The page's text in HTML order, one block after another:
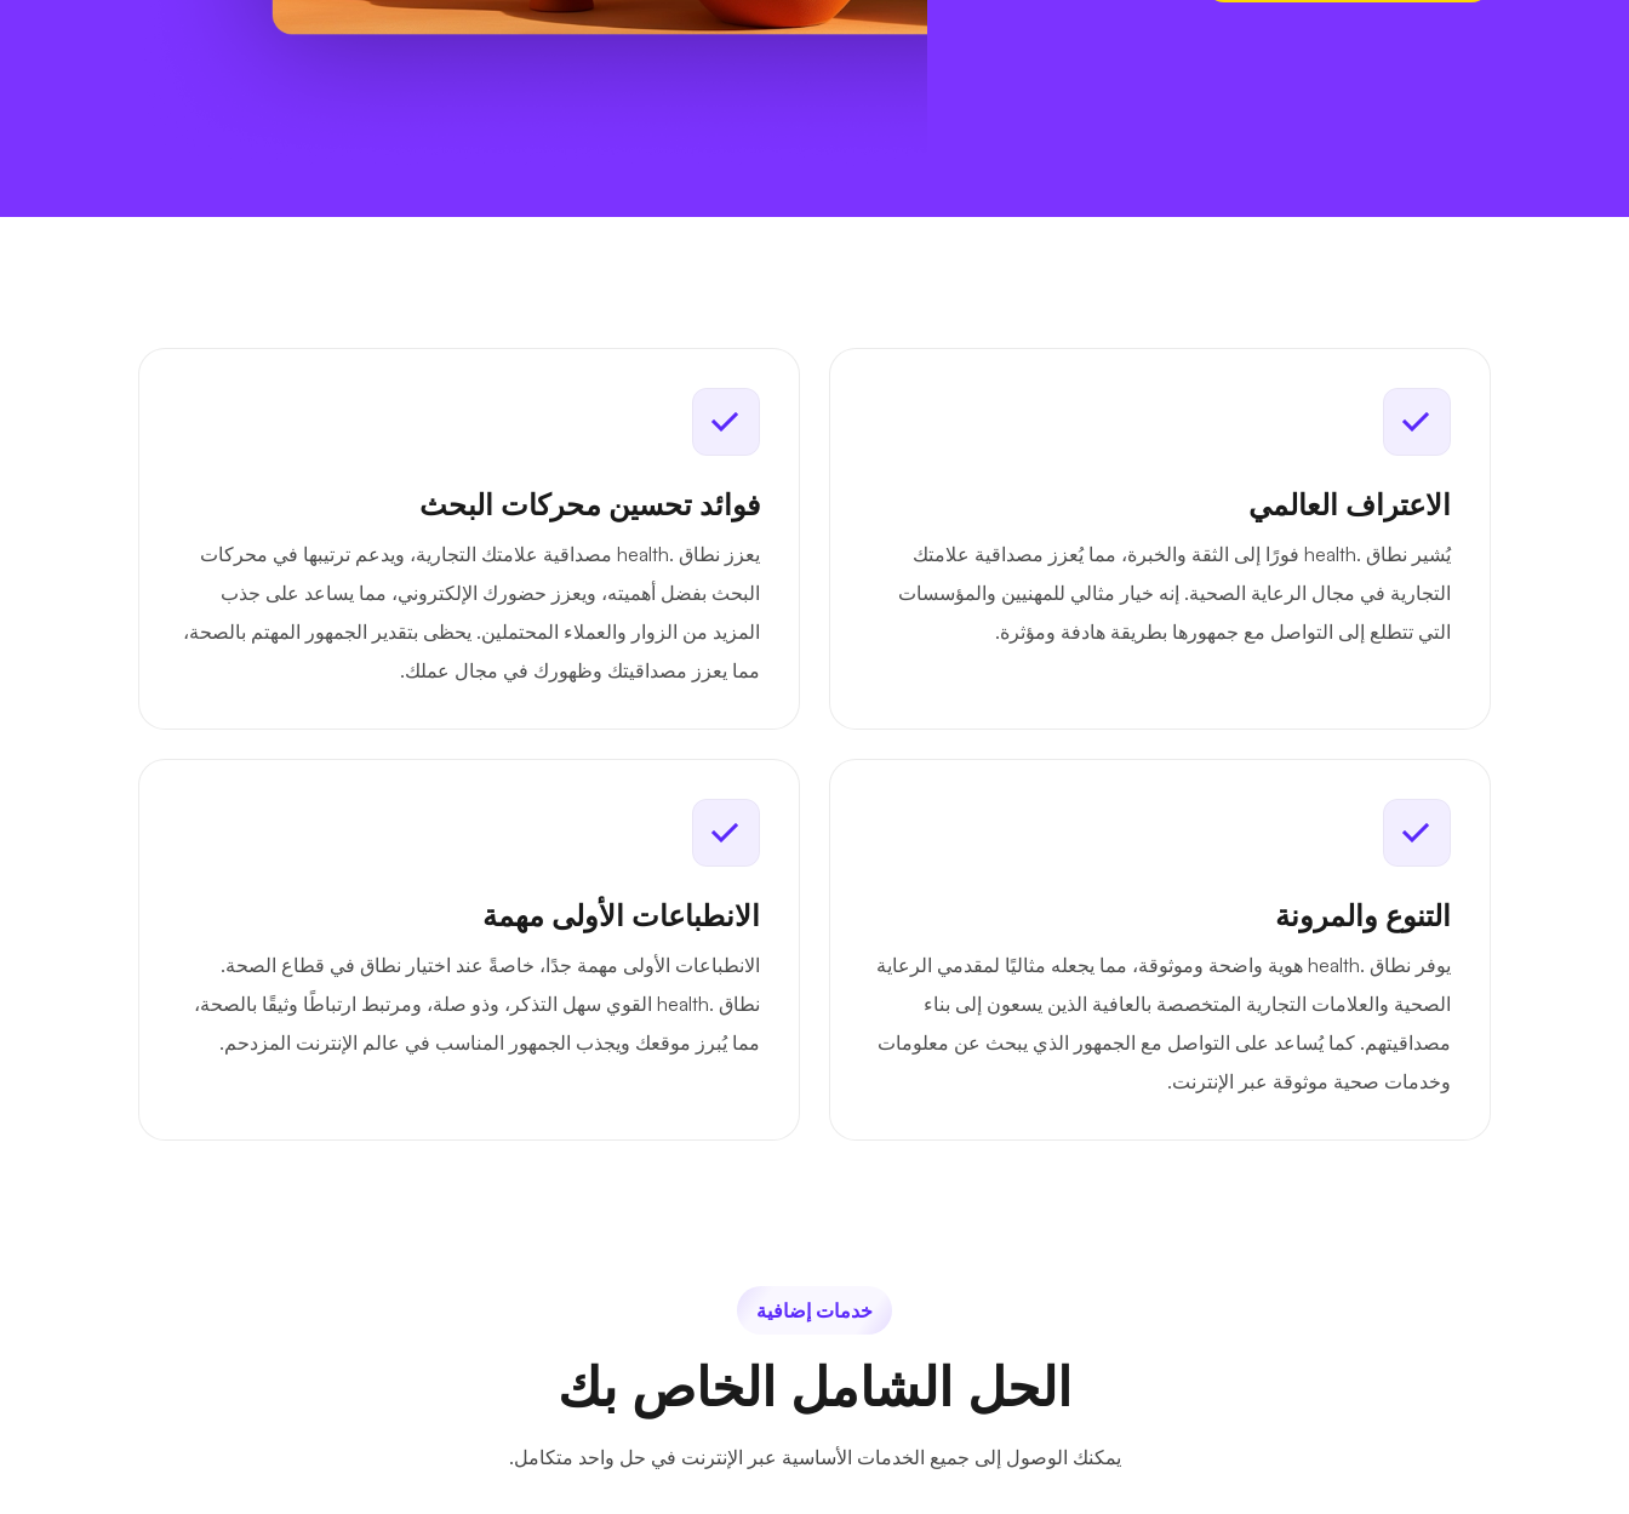
الاعتراف العالمي
يُشير نطاق .health فورًا إلى الثقة والخبرة، مما يُعزز مصداقية علامتك
التجارية في مجال الرعاية الصحية. إنه خيار مثالي للمهنيين والمؤسسات
التي تتطلع إلى التواصل مع جمهورها بطريقة هادفة ومؤثرة.
فوائد تحسين محركات البحث
يعزز نطاق .health مصداقية علامتك التجارية، ويدعم ترتيبها في محركات
البحث بفضل أهميته، ويعزز حضورك الإلكتروني، مما يساعد على جذب
المزيد من الزوار والعملاء المحتملين. يحظى بتقدير الجمهور المهتم بالصحة،
مما يعزز مصداقيتك وظهورك في مجال عملك.
التنوع والمرونة
يوفر نطاق .health هوية واضحة وموثوقة، مما يجعله مثاليًا لمقدمي الرعاية
الصحية والعلامات التجارية المتخصصة بالعافية الذين يسعون إلى بناء
مصداقيتهم. كما يُساعد على التواصل مع الجمهور الذي يبحث عن معلومات
وخدمات صحية موثوقة عبر الإنترنت.
الانطباعات الأولى مهمة
الانطباعات الأولى مهمة جدًا، خاصةً عند اختيار نطاق في قطاع الصحة.
نطاق .health القوي سهل التذكر، وذو صلة، ومرتبط ارتباطًا وثيقًا بالصحة،
مما يُبرز موقعك ويجذب الجمهور المناسب في عالم الإنترنت المزدحم.
خدمات إضافية
الحل الشامل الخاص بك
يمكنك الوصول إلى جميع الخدمات الأساسية عبر الإنترنت في حل واحد متكامل.